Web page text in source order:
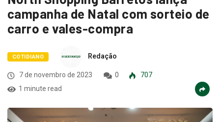
campanha de Natal com sorteio de
carro e vales-compra
COTIDIANO Redação
7 de novembro de 2023 0
707
1 minute read